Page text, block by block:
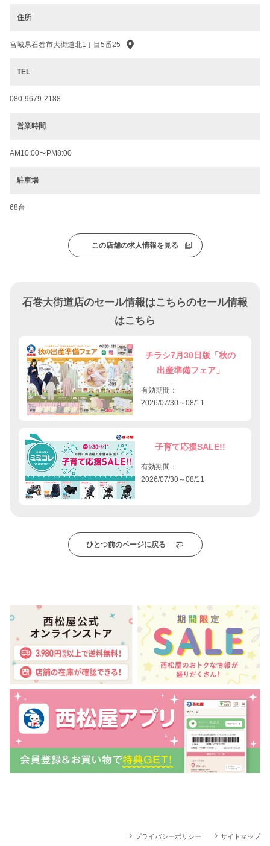
住所
宮城県石巻市大街道北1丁目5番25
TEL
080-9679-2188
営業時間
AM10:00〜PM8:00
駐車場
68台
この店舗の求人情報を見る
石巻大街道店のセール情報はこちらのセール情報
はこちら
チラシ7月30日版「秋の
出産準備フェア」
有効期間：
2026/07/30～08/11
子育て応援SALE!!
有効期間：
2026/07/30～08/11
ひとつ前のページに戻る
プライバシーポリシー サイトマップ